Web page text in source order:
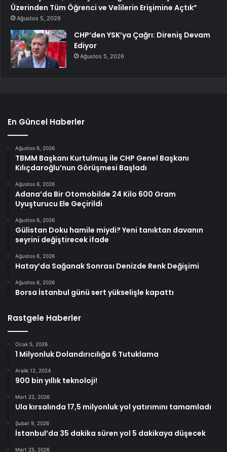
Üzerinden Tüm Öğrenci ve Velilerin Erişimine Açtık”
Ağustos 5, 2026
CHP’den YSK’ya Çağrı: Direniş Devam
Ediyor
Ağustos 5, 2026
En Güncel Haberler
Ağustos 6, 2026
TBMM Başkanı Kurtulmuş ile CHP Genel Başkanı
Kılıçdaroğlu’nun Görüşmesi Başladı
Ağustos 6, 2026
Adana’da Bir Otomobilde 24 Kilo 600 Gram
Uyuşturucu Ele Geçirildi
Ağustos 6, 2026
Gülistan Doku hamile miydi? Yeni tanıktan davanın
seyrini değiştirecek ifade
Ağustos 6, 2026
Hatay’da Sağanak Sonrası Denizde Renk Değişimi
Ağustos 6, 2026
Borsa İstanbul günü sert yükselişle kapattı
Rastgele Haberler
Ocak 5, 2026
1 Milyonluk Dolandırıcılığa 6 Tutuklama
Aralık 12, 2024
900 bin yıllık teknoloji!
Mart 22, 2026
Ula kırsalında 17,5 milyonluk yol yatırımını tamamladı
Şubat 9, 2026
İstanbul’da 35 dakika süren yol 5 dakikaya düşecek
Mart 25, 2026